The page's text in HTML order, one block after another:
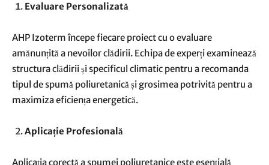
Evaluare Personalizată
AHP Izoterm începe fiecare proiect cu o evaluare
amănunțită a nevoilor clădirii. Echipa de experți examinează
structura clădirii și specificul climatic pentru a recomanda
tipul de spumă poliuretanică și grosimea potrivită pentru a
maximiza eficiența energetică.
Aplicație Profesională
Aplicația corectă a spumei poliuretanice este esențială